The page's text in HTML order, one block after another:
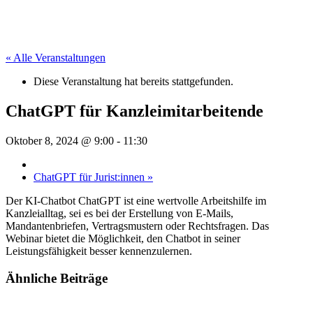
« Alle Veranstaltungen
Diese Veranstaltung hat bereits stattgefunden.
ChatGPT für Kanzleimitarbeitende
Oktober 8, 2024 @ 9:00 - 11:30
ChatGPT für Jurist:innen »
Der KI-Chatbot ChatGPT ist eine wertvolle Arbeitshilfe im
Kanzleialltag, sei es bei der Erstellung von E-Mails,
Mandantenbriefen, Vertragsmustern oder Rechtsfragen. Das
Webinar bietet die Möglichkeit, den Chatbot in seiner
Leistungsfähigkeit besser kennenzulernen.
Ähnliche Beiträge